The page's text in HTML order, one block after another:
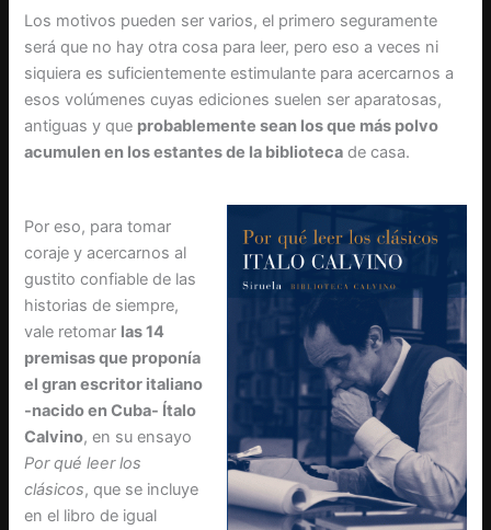
Los motivos pueden ser varios, el primero seguramente
será que no hay otra cosa para leer, pero eso a veces ni
siquiera es suficientemente estimulante para acercarnos a
esos volúmenes cuyas ediciones suelen ser aparatosas,
antiguas y que probablemente sean los que más polvo
acumulen en los estantes de la biblioteca de casa.
Por eso, para tomar
coraje y acercarnos al
gustito confiable de las
historias de siempre,
vale retomar las 14
premisas que proponía
el gran escritor italiano
-nacido en Cuba- Ítalo
Calvino, en su ensayo
Por qué leer los
clásicos, que se incluye
en el libro de igual